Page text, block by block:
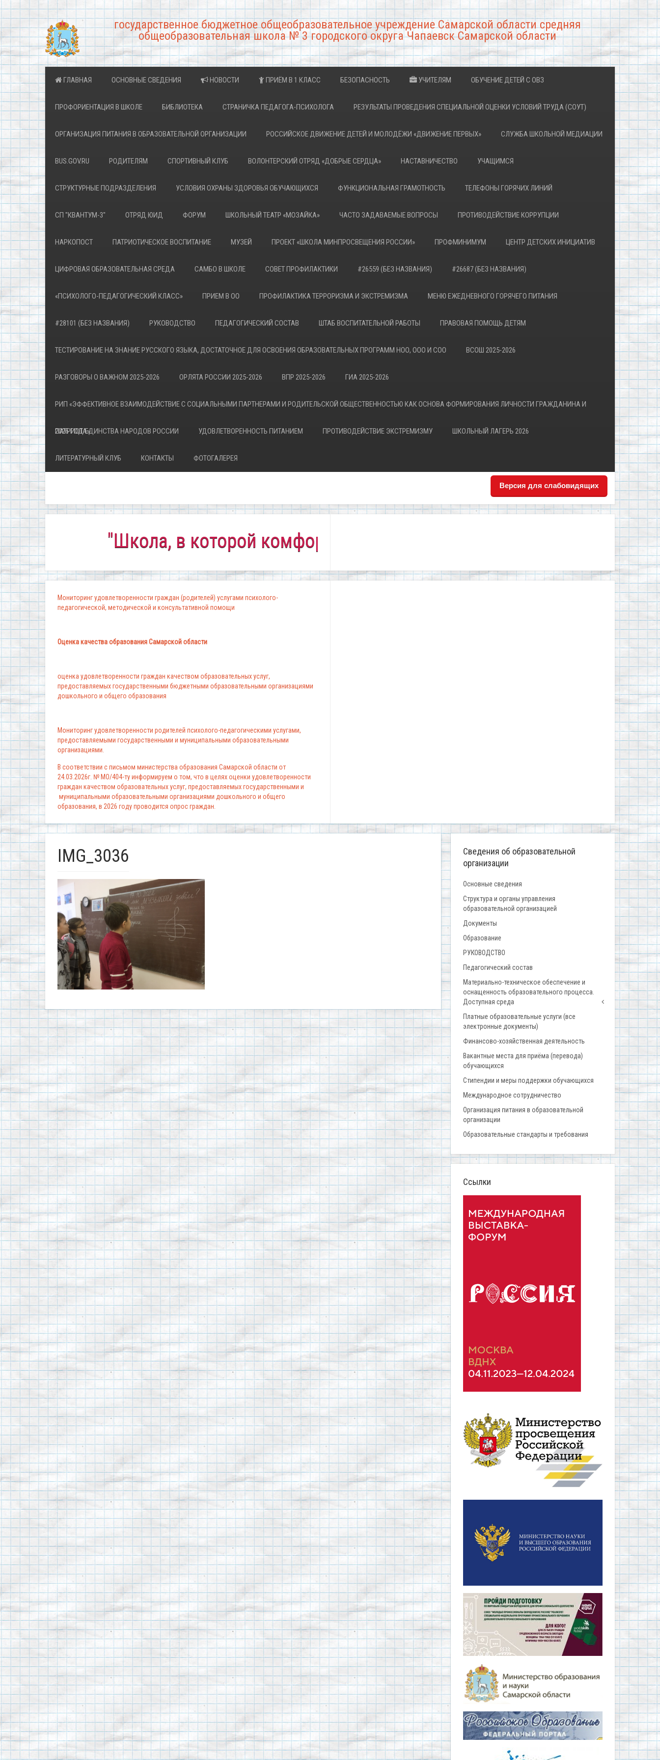
государственное бюджетное общеобразовательное учреждение Самарской области средняя
общеобразовательная школа № 3 городского округа Чапаевск Самарской области
ГЛАВНАЯ ОСНОВНЫЕ СВЕДЕНИЯ НОВОСТИ ПРИЁМ В 1 КЛАСС БЕЗОПАСНОСТЬ УЧИТЕЛЯМ ОБУЧЕНИЕ ДЕТЕЙ С ОВЗ
ПРОФОРИЕНТАЦИЯ В ШКОЛЕ БИБЛИОТЕКА СТРАНИЧКА ПЕДАГОГА-ПСИХОЛОГА РЕЗУЛЬТАТЫ ПРОВЕДЕНИЯ СПЕЦИАЛЬНОЙ ОЦЕНКИ УСЛОВИЙ ТРУДА (СОУТ)
ОРГАНИЗАЦИЯ ПИТАНИЯ В ОБРАЗОВАТЕЛЬНОЙ ОРГАНИЗАЦИИ РОССИЙСКОЕ ДВИЖЕНИЕ ДЕТЕЙ И МОЛОДЁЖИ «ДВИЖЕНИЕ ПЕРВЫХ» СЛУЖБА ШКОЛЬНОЙ МЕДИАЦИИ
BUS.GOV.RU РОДИТЕЛЯМ СПОРТИВНЫЙ КЛУБ ВОЛОНТЕРСКИЙ ОТРЯД «ДОБРЫЕ СЕРДЦА» НАСТАВНИЧЕСТВО УЧАЩИМСЯ
СТРУКТУРНЫЕ ПОДРАЗДЕЛЕНИЯ УСЛОВИЯ ОХРАНЫ ЗДОРОВЬЯ ОБУЧАЮЩИХСЯ ФУНКЦИОНАЛЬНАЯ ГРАМОТНОСТЬ ТЕЛЕФОНЫ ГОРЯЧИХ ЛИНИЙ
СП "КВАНТУМ-3" ОТРЯД ЮИД ФОРУМ ШКОЛЬНЫЙ ТЕАТР «МОЗАЙКА» ЧАСТО ЗАДАВАЕМЫЕ ВОПРОСЫ ПРОТИВОДЕЙСТВИЕ КОРРУПЦИИ
НАРКОПОСТ ПАТРИОТИЧЕСКОЕ ВОСПИТАНИЕ МУЗЕЙ ПРОЕКТ «ШКОЛА МИНПРОСВЕЩЕНИЯ РОССИИ» ПРОФМИНИМУМ ЦЕНТР ДЕТСКИХ ИНИЦИАТИВ
ЦИФРОВАЯ ОБРАЗОВАТЕЛЬНАЯ СРЕДА САМБО В ШКОЛЕ СОВЕТ ПРОФИЛАКТИКИ #26559 (БЕЗ НАЗВАНИЯ) #26687 (БЕЗ НАЗВАНИЯ)
«ПСИХОЛОГО-ПЕДАГОГИЧЕСКИЙ КЛАСС» ПРИЕМ В ОО ПРОФИЛАКТИКА ТЕРРОРИЗМА И ЭКСТРЕМИЗМА МЕНЮ ЕЖЕДНЕВНОГО ГОРЯЧЕГО ПИТАНИЯ
#28101 (БЕЗ НАЗВАНИЯ) РУКОВОДСТВО ПЕДАГОГИЧЕСКИЙ СОСТАВ ШТАБ ВОСПИТАТЕЛЬНОЙ РАБОТЫ ПРАВОВАЯ ПОМОЩЬ ДЕТЯМ
ТЕСТИРОВАНИЕ НА ЗНАНИЕ РУССКОГО ЯЗЫКА, ДОСТАТОЧНОЕ ДЛЯ ОСВОЕНИЯ ОБРАЗОВАТЕЛЬНЫХ ПРОГРАММ НОО, ООО И СОО ВСОШ 2025-2026
РАЗГОВОРЫ О ВАЖНОМ 2025-2026 ОРЛЯТА РОССИИ 2025-2026 ВПР 2025-2026 ГИА 2025-2026
РИП «ЭФФЕКТИВНОЕ ВЗАИМОДЕЙСТВИЕ С СОЦИАЛЬНЫМИ ПАРТНЕРАМИ И РОДИТЕЛЬСКОЙ ОБЩЕСТВЕННОСТЬЮ КАК ОСНОВА ФОРМИРОВАНИЯ ЛИЧНОСТИ ГРАЖДАНИНА И
ПАТРИОТА»
2026 ГОД ЕДИНСТВА НАРОДОВ РОССИИ УДОВЛЕТВОРЕННОСТЬ ПИТАНИЕМ ПРОТИВОДЕЙСТВИЕ ЭКСТРЕМИЗМУ ШКОЛЬНЫЙ ЛАГЕРЬ 2026
ЛИТЕРАТУРНЫЙ КЛУБ КОНТАКТЫ ФОТОГАЛЕРЕЯ
Версия для слабовидящих
"Школа, в которой комфортно всем!"
Мониторинг удовлетворенности граждан (родителей) услугами психолого-
педагогической, методической и консультативной помощи
Оценка качества образования Самарской области
оценка удовлетворенности граждан качеством образовательных услуг,
предоставляемых государственными бюджетными образовательными организациями
дошкольного и общего образования
Мониторинг удовлетворенности родителей психолого-педагогическими услугами,
предоставляемыми государственными и муниципальными образовательными
организациями.
В соответствии с письмом министерства образования Самарской области от
24.03.2026г. № МО/404-ту информируем о том, что в целях оценки удовлетворенности
граждан качеством образовательных услуг, предоставляемых государственными и
муниципальными образовательными организациями дошкольного и общего
образования, в 2026 году проводится опрос граждан.
IMG_3036
Сведения об образовательной
организации
Основные сведения
Структура и органы управления
образовательной организацией
Документы
Образование
РУКОВОДСТВО
Педагогический состав
Материально-техническое обеспечение и
оснащенность образовательного процесса.
Доступная среда
Платные образовательные услуги (все
электронные документы)
Финансово-хозяйственная деятельность
Вакантные места для приёма (перевода)
обучающихся
Стипендии и меры поддержки обучающихся
Международное сотрудничество
Организация питания в образовательной
организации
Образовательные стандарты и требования
Ссылки